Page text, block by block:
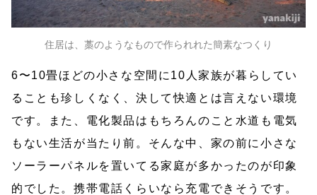
住居は、藁のようなもので作られれた簡素なつくり
6〜10畳ほどの小さな空間に10人家族が暮らしてい
ることも珍しくなく、決して快適とは言えない環境
です。また、電化製品はもちろんのこと水道も電気
もない生活が当たり前。そんな中、家の前に小さな
ソーラーパネルを置いてる家庭が多かったのが印象
的でした。携帯電話くらいなら充電できそうです。